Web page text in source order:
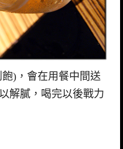
)，會在用餐中間送
解膩，喝完以後戰力